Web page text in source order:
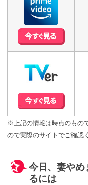
※上記の情報は時点のもの
ので実際のサイトでご確認
今日、妻や
るには